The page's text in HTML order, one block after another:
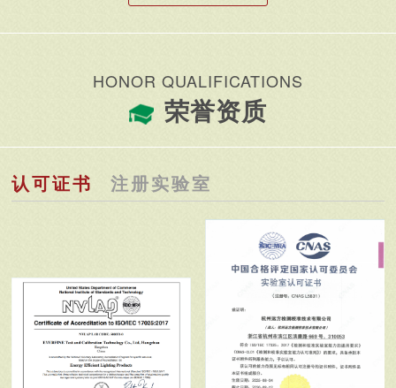
HONOR QUALIFICATIONS
荣誉资质
认可证书 注册实验室